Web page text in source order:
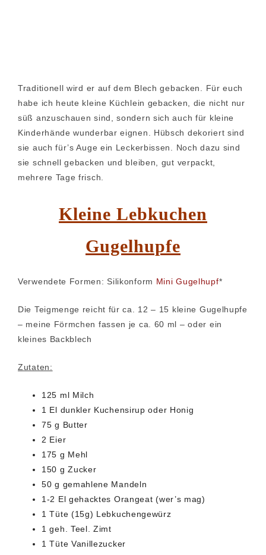
Traditionell wird er auf dem Blech gebacken. Für euch
habe ich heute kleine Küchlein gebacken, die nicht nur
süß anzuschauen sind, sondern sich auch für kleine
Kinderhände wunderbar eignen. Hübsch dekoriert sind
sie auch für’s Auge ein Leckerbissen. Noch dazu sind
sie schnell gebacken und bleiben, gut verpackt,
mehrere Tage frisch.
Kleine Lebkuchen
Gugelhupfe
Verwendete Formen: Silikonform Mini Gugelhupf*
Die Teigmenge reicht für ca. 12 – 15 kleine Gugelhupfe
– meine Förmchen fassen je ca. 60 ml – oder ein
kleines Backblech
Zutaten:
125 ml Milch
1 El dunkler Kuchensirup oder Honig
75 g Butter
2 Eier
175 g Mehl
150 g Zucker
50 g gemahlene Mandeln
1-2 El gehacktes Orangeat (wer’s mag)
1 Tüte (15g) Lebkuchengewürz
1 geh. Teel. Zimt
1 Tüte Vanillezucker